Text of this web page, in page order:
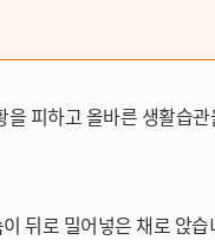
피하고 올바른 생활습
뒤로 밀어넣은 채로 앉습